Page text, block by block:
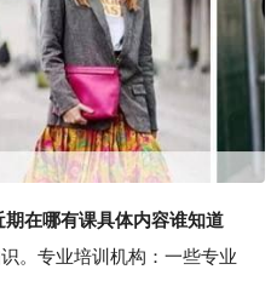
在哪有课具体内容谁知道
专业培训机构：一些专业